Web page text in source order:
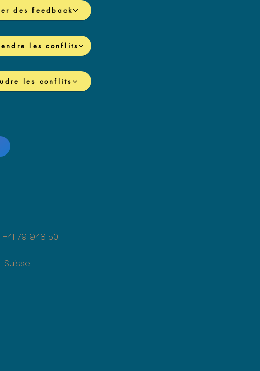
des feedback
les conflits
les conflits
948 50
Suisse